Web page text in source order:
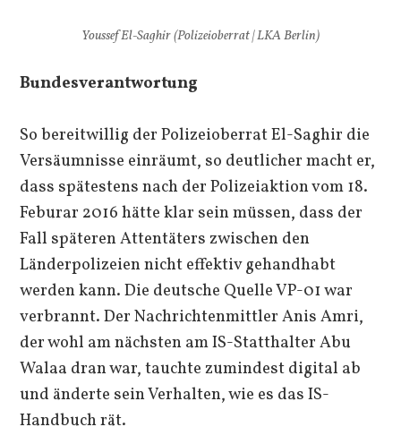
Youssef El-Saghir (Polizeioberrat | LKA Berlin)
Bundesverantwortung
So bereitwillig der Polizeioberrat El-Saghir die
Versäumnisse einräumt, so deutlicher macht er,
dass spätestens nach der Polizeiaktion vom 18.
Feburar 2016 hätte klar sein müssen, dass der
Fall späteren Attentäters zwischen den
Länderpolizeien nicht effektiv gehandhabt
werden kann. Die deutsche Quelle VP-01 war
verbrannt. Der Nachrichtenmittler Anis Amri,
der wohl am nächsten am IS-Statthalter Abu
Walaa dran war, tauchte zumindest digital ab
und änderte sein Verhalten, wie es das IS-
Handbuch rät.